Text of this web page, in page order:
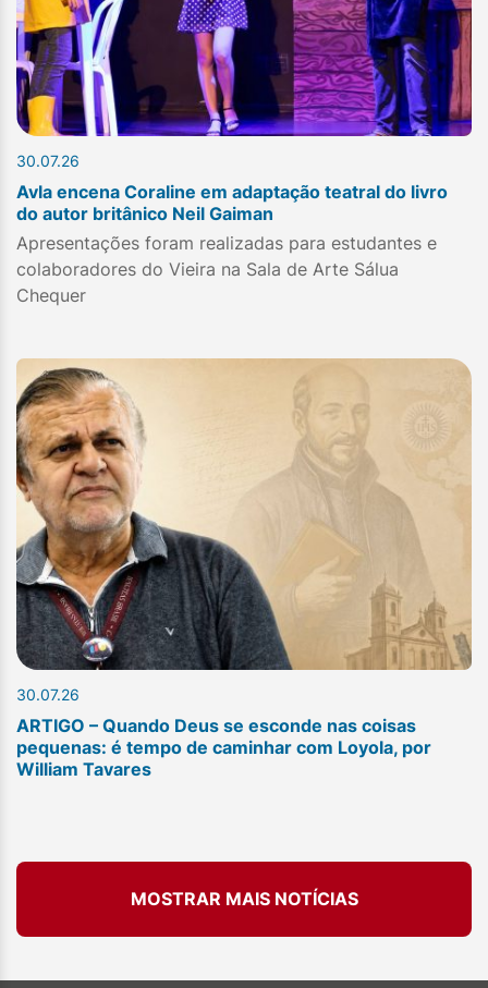
30.07.26
Avla encena Coraline em adaptação teatral do livro
do autor britânico Neil Gaiman
Apresentações foram realizadas para estudantes e
colaboradores do Vieira na Sala de Arte Sálua
Chequer
30.07.26
ARTIGO – Quando Deus se esconde nas coisas
pequenas: é tempo de caminhar com Loyola, por
William Tavares
MOSTRAR MAIS NOTÍCIAS